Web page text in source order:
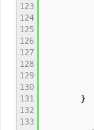
123
124
125
126
127
128
129
130
131
132
133
}